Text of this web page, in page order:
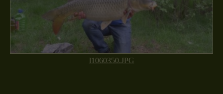
l1060350.JPG